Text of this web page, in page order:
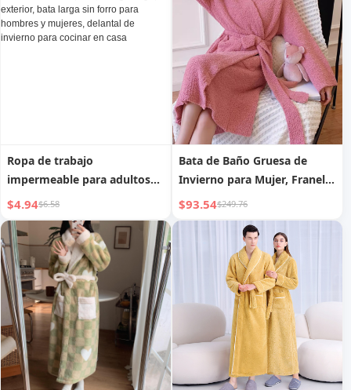
secado rápido
Elegante
Ropa de trabajo
impermeable para adultos
con forro polar, manga
larga, exterior, bata larga sin
forro para hombres y
mujeres, delantal de
invierno para cocinar en casa
$4.94$6.58
Bata de Baño Gruesa de
Invierno para Mujer, Franela
Cálida
$93.54$249.76